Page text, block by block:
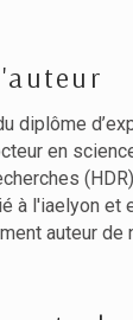
diplôme
en
à l'iaelyon et
auteur de